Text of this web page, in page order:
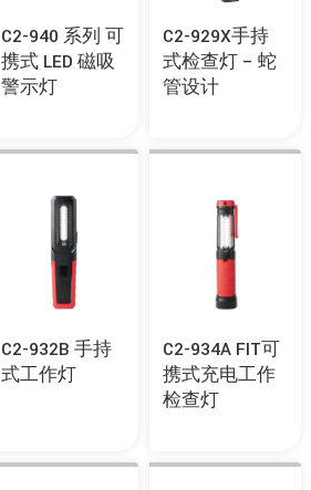
C2-940 系列 可
携式 LED 磁吸
警示灯
C2-929X手持
式检查灯 – 蛇
管设计
C2-932B 手持
式工作灯
C2-934A FIT可
携式充电工作
检查灯